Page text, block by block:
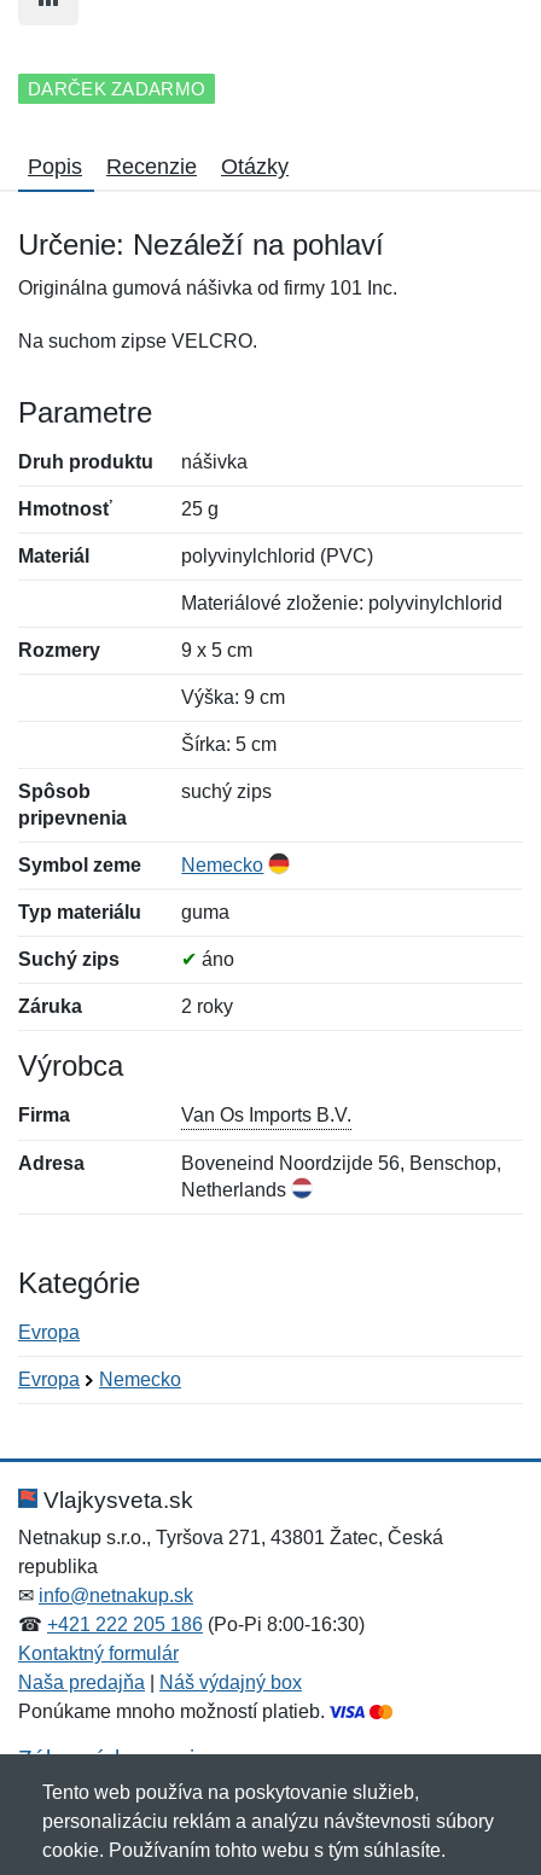
DARČEK ZADARMO
Popis Recenzie Otázky
Určenie: Nezáleží na pohlaví
Originálna gumová nášivka od firmy 101 Inc.
Na suchom zipse VELCRO.
Parametre
Druh produktu nášivka
Hmotnosť 25 g
Materiál polyvinylchlorid (PVC)
Materiálové zloženie: polyvinylchlorid
Rozmery 9 x 5 cm
Výška: 9 cm
Šírka: 5 cm
Spôsob
pripevnenia
suchý zips
Symbol zeme Nemecko
Typ materiálu guma
Suchý zips ✔ áno
Záruka 2 roky
Výrobca
Firma Van Os Imports B.V.
Adresa
Boveneind Noordzijde 56, Benschop,
Netherlands
Kategórie
Evropa
Evropa Nemecko
Hodnotenie:
Meno:*
E-mail:
Správa*
Meno:
E-mail:*
Správa*
Vlajkysveta.sk
Netnakup s.r.o., Tyršova 271, 43801 Žatec, Česká
republika
✉ info@netnakup.sk
☎ +421 222 205 186 (Po-Pi 8:00-16:30)
Kontaktný formulár
Naša predajňa
Náš výdajný box
Ponúkame mnoho možností platieb.
Zákaznícky servis
Novinky emailom
Tento web používa na poskytovanie služieb,
personalizáciu reklám a analýzu návštevnosti súbory
cookie. Používaním tohto webu s tým súhlasíte.